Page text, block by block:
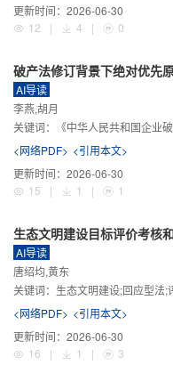
更新时间： 2026-06-30
12
| 4 | 0
破产法修订背景下绝对优先
AI导读
李燕,胡月
关键词：
《中华人民共和国企业破产法（修订
<网络PDF> <引用本文>
更新时间： 2026-06-30
15
| 1 | 1
生态文明建设目标评价考核
AI导读
唐绍均,黄东
关键词： 生态文明建设;回应型法
<网络PDF> <引用本文>
更新时间： 2026-06-30
16
| 1 | 3